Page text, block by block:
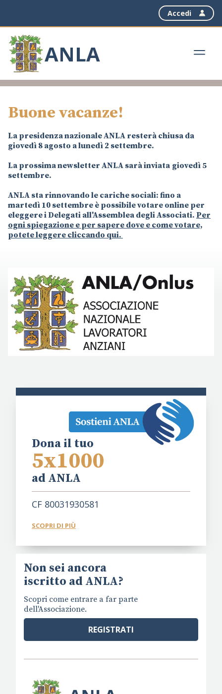
Accedi
ANLA
Buone vacanze!
La presidenza nazionale ANLA resterà chiusa da
giovedì 8 agosto a lunedì 2 settembre.
La prossima newsletter ANLA sarà inviata giovedì 5
settembre.
ANLA sta rinnovando le cariche sociali: fino a
martedì 10 settembre è possibile votare online per
eleggere i Delegati all'Assemblea degli Associati. Per
ogni spiegazione e per sapere dove e come votare,
potete leggere cliccando qui.
Dona il tuo
5x1000
ad ANLA
CF 80031930581
SCOPRI DI PIÙ
Non sei ancora
iscritto ad ANLA?
Scopri come entrare a far parte
dell'Associazione.
REGISTRATI